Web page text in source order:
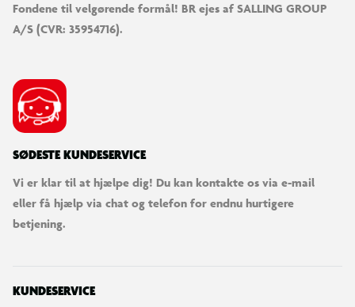
Fondene til velgørende formål! BR ejes af SALLING GROUP
A/S (CVR: 35954716).
SØDESTE KUNDESERVICE
Vi er klar til at hjælpe dig! Du kan kontakte os via e-mail
eller få hjælp via chat og telefon for endnu hurtigere
betjening.
KUNDESERVICE